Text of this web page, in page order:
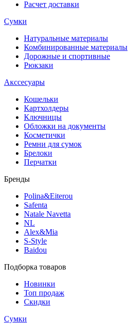
Расчет доставки
Сумки
Натуральные материалы
Комбинированные материалы
Дорожные и спортивные
Рюкзаки
Акссесуары
Кошельки
Картхолдеры
Ключницы
Обложки на документы
Косметички
Ремни для сумок
Брелоки
Перчатки
Бренды
Polina&Eiterou
Safenta
Natale Navetta
NL
Alex&Mia
S-Style
Baidou
Подборка товаров
Новинки
Топ продаж
Скидки
Сумки